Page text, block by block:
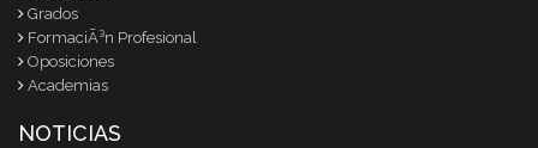
Grados
FormaciÃ³n Profesional
Oposiciones
Academias
NOTICIAS